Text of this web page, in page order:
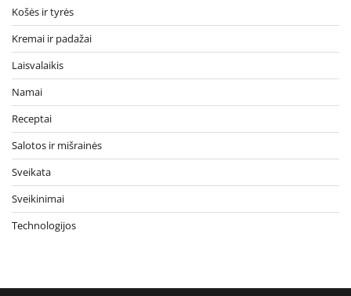
Košės ir tyrės
Kremai ir padažai
Laisvalaikis
Namai
Receptai
Salotos ir mišrainės
Sveikata
Sveikinimai
Technologijos